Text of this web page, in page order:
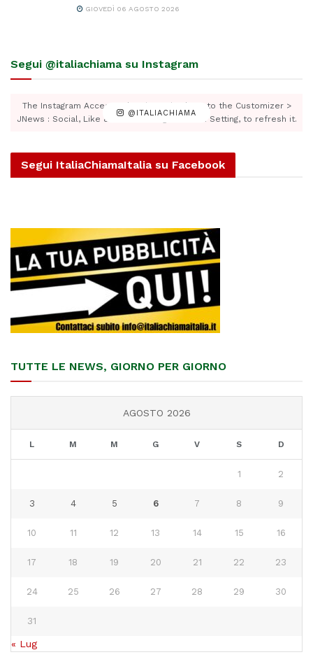
GIOVEDÌ 06 AGOSTO 2026
Segui @italiachiama su Instagram
@ITALIACHIAMA
The Instagram Access Token is expired, Go to the Customizer >
JNews : Social, Like & View > Instagram Feed Setting, to refresh it.
Segui ItaliaChiamaItalia su Facebook
TUTTE LE NEWS, GIORNO PER GIORNO
AGOSTO 2026
L M M G V S D
1 2
3 4 5 6 7 8 9
10 11 12 13 14 15 16
17 18 19 20 21 22 23
24 25 26 27 28 29 30
31
« Lug